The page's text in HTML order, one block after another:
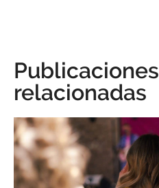
Publicaciones
relacionadas